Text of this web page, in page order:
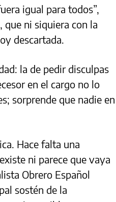
igual para todos”,
que ni siquiera con la
descartada.
la de pedir disculpas
en el cargo no lo
sorprende que nadie en
Hace falta una
ni parece que vaya
Obrero Español
sostén de la